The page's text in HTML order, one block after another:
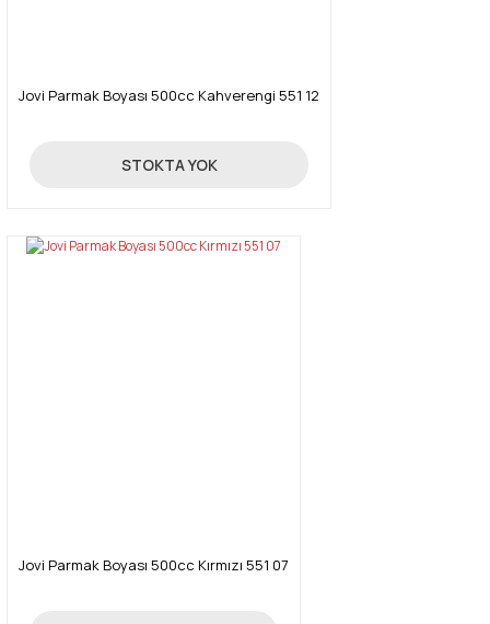
Jovi Parmak Boyası 500cc Kahverengi 551 12
55,00 TL
STOKTA YOK
Jovi Parmak Boyası 500cc Kırmızı 551 07